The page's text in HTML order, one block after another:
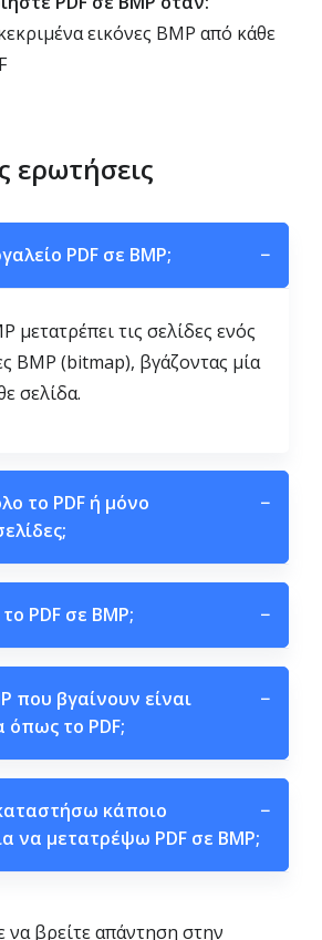
εικόνες BMP από κάθε
ερωτήσεις
PDF σε BMP; −
μετατρέπει τις σελίδες ενός
BMP (bitmap), βγάζοντας μία
σελίδα.
το PDF ή μόνο
−
PDF σε BMP; −
που βγαίνουν είναι
όπως το PDF;
−
κάποιο
να μετατρέψω PDF σε BMP;
−
να βρείτε απάντηση στην